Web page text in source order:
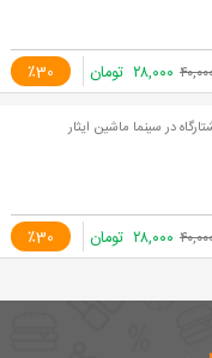
٪30 ۲۸,۰۰۰ تومان
در سینما ماشین ایثار
٪30 ۲۸,۰۰۰ تومان